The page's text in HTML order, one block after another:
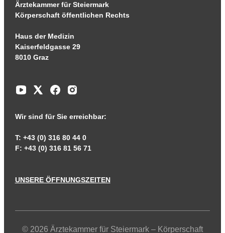
Ärztekammer für Steiermark
Körperschaft öffentlichen Rechts
Haus der Medizin
Kaiserfeldgasse 29
8010 Graz
Wir sind für Sie erreichbar:
T: +43 (0) 316 80 44 0
F: +43 (0) 316 81 56 71
UNSERE ÖFFNUNGSZEITEN
© 2026 Ärztekammer für Steiermark – Körperschaft